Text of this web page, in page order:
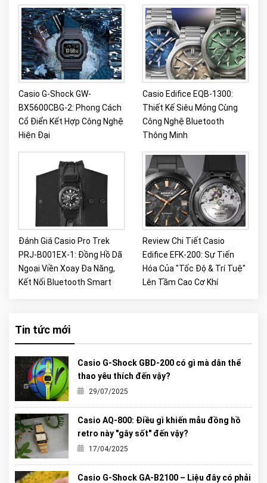
Casio G-Shock GW-
BX5600CBG-2: Phong Cách
Cổ Điển Kết Hợp Công Nghệ
Hiện Đại
Casio Edifice EQB-1300:
Thiết Kế Siêu Mỏng Cùng
Công Nghệ Bluetooth
Thông Minh
Đánh Giá Casio Pro Trek
PRJ-B001EX-1: Đồng Hồ Dã
Ngoại Viền Xoay Đa Năng,
Kết Nối Bluetooth Smart
Review Chi Tiết Casio
Edifice EFK-200: Sự Tiến
Hóa Của "Tốc Độ & Trí Tuệ"
Lên Tầm Cao Cơ Khí
Tin tức mới
Casio G-Shock GBD-200 có gì mà dân thể
thao yêu thích đến vậy?
29/07/2025
Casio AQ-800: Điều gì khiến mẫu đồng hồ
retro này "gây sốt" đến vậy?
17/04/2025
Casio G-Shock GA-B2100 – Liệu đây có phải